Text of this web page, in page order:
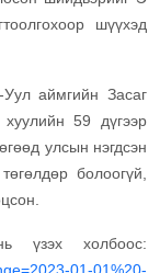
шүүхэд
аймгийн Засаг
59 дүгээр
улсын нэгдсэн
болоогүй,
үзэх холбоос: